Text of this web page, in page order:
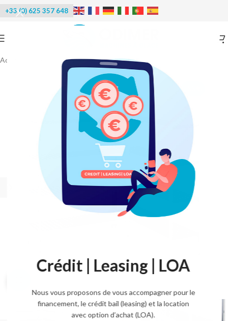
Crédit | Leasing | LOA
Nous vous proposons de vous accompagner pour le
financement, le crédit bail (leasing) et la location
avec option d’achat (LOA).
+33 (0) 625 357 648
Accueil Accessoires/Étagères chambre froide